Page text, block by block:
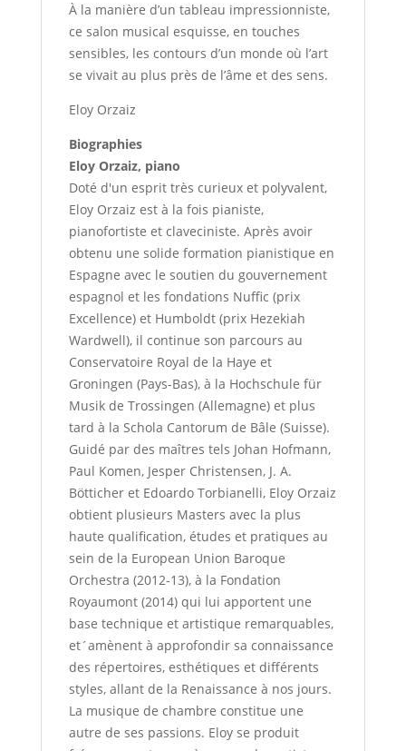
À la manière d’un tableau impressionniste,
ce salon musical esquisse, en touches
sensibles, les contours d’un monde où l’art
se vivait au plus près de l’âme et des sens.
Eloy Orzaiz
Biographies
Eloy Orzaiz, piano
Doté d'un esprit très curieux et polyvalent,
Eloy Orzaiz est à la fois pianiste,
pianofortiste et claveciniste. Après avoir
obtenu une solide formation pianistique en
Espagne avec le soutien du gouvernement
espagnol et les fondations Nuffic (prix
Excellence) et Humboldt (prix Hezekiah
Wardwell), il continue son parcours au
Conservatoire Royal de la Haye et
Groningen (Pays-Bas), à la Hochschule für
Musik de Trossingen (Allemagne) et plus
tard à la Schola Cantorum de Bâle (Suisse).
Guidé par des maîtres tels Johan Hofmann,
Paul Komen, Jesper Christensen, J. A.
Bötticher et Edoardo Torbianelli, Eloy Orzaiz
obtient plusieurs Masters avec la plus
haute qualification, études et pratiques au
sein de la European Union Baroque
Orchestra (2012-13), à la Fondation
Royaumont (2014) qui lui apportent une
base technique et artistique remarquables,
et´amènent à approfondir sa connaissance
des répertoires, esthétiques et différents
styles, allant de la Renaissance à nos jours.
La musique de chambre constitue une
autre de ses passions. Eloy se produit